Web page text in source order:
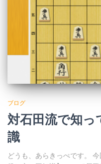
ブログ
対石田流で知
識
どうも、あらきっぺです。